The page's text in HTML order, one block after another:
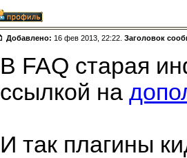
Добавлено: 16 фев 2013, 22:22. Заголовок
В FAQ старая
ссылкой на
И так плагины